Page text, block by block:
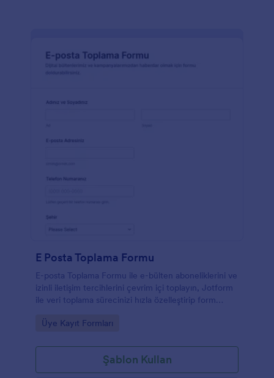
E Posta Toplama Formu
E-posta Toplama Formu ile e-bülten aboneliklerini ve
izinli iletişim tercihlerini çevrim içi toplayın, Jotform
ile veri toplama sürecinizi hızla özelleştirip form
Go to Category:
Üye Kayıt Formları
Şablon Kullan